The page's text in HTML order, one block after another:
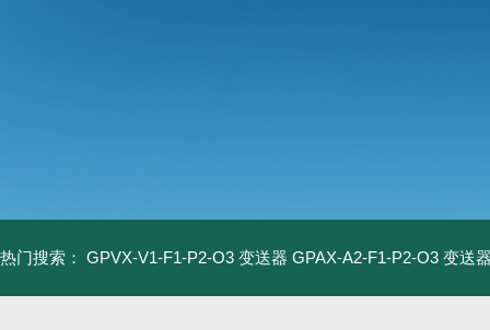
热门搜索： GPVX-V1-F1-P2-O3 变送器 GPAX-A2-F1-P2-O3 变送